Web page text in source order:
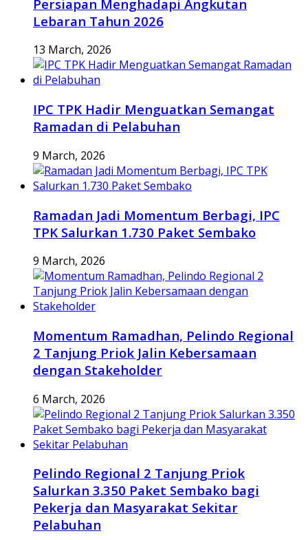
Persiapan Menghadapi Angkutan
Lebaran Tahun 2026
13 March, 2026
IPC TPK Hadir Menguatkan Semangat
Ramadan di Pelabuhan
9 March, 2026
Ramadan Jadi Momentum Berbagi, IPC
TPK Salurkan 1.730 Paket Sembako
9 March, 2026
Momentum Ramadhan, Pelindo Regional
2 Tanjung Priok Jalin Kebersamaan
dengan Stakeholder
6 March, 2026
Pelindo Regional 2 Tanjung Priok
Salurkan 3.350 Paket Sembako bagi
Pekerja dan Masyarakat Sekitar
Pelabuhan